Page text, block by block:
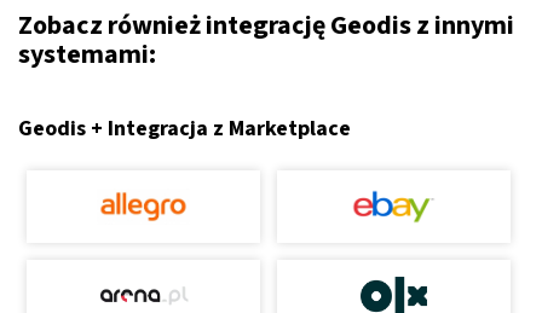
Zobacz również integrację Geodis z innymi
systemami:
Geodis + Integracja z Marketplace